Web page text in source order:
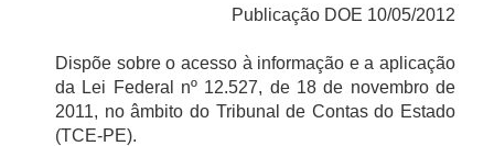
Publicação DOE 10/05/2012
Dispõe sobre o acesso à informação e a aplicação
da Lei Federal nº 12.527, de 18 de novembro de
2011, no âmbito do Tribunal de Contas do Estado
(TCE-PE).